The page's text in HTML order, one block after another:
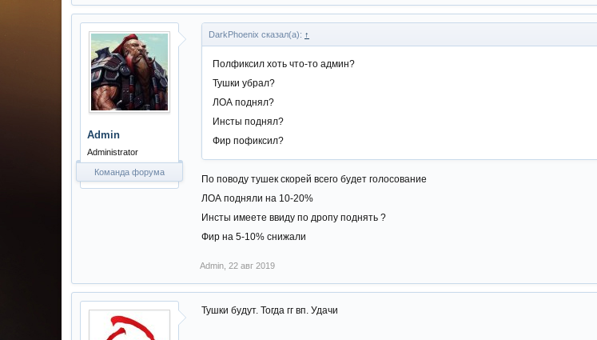
Admin
Administrator
Команда форума
DarkPhoenix сказал(а): ↑
Полфиксил хоть что-то админ?
Тушки убрал?
ЛОА поднял?
Инсты поднял?
Фир пофиксил?
По поводу тушек скорей всего будет голосование
ЛОА подняли на 10-20%
Инсты имеете ввиду по дропу поднять ?
Фир на 5-10% снижали
Admin 22 авг 2019
Тушки будут. Тогда гг вп. Удачи